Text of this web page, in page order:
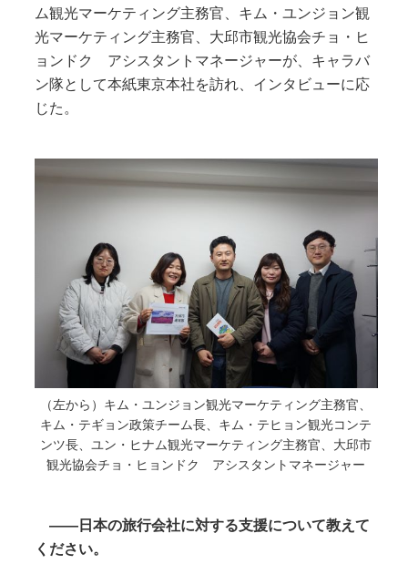
ム観光マーケティング主務官、キム・ユンジョン観
光マーケティング主務官、大邱市観光協会チョ・ヒ
ョンドク アシスタントマネージャーが、キャラバ
ン隊として本紙東京本社を訪れ、インタビューに応
じた。
（左から）キム・ユンジョン観光マーケティング主務官、
キム・テギョン政策チーム長、キム・テヒョン観光コンテ
ンツ長、ユン・ヒナム観光マーケティング主務官、大邱市
観光協会チョ・ヒョンドク アシスタントマネージャー
――日本の旅行会社に対する支援について教えて
ください。